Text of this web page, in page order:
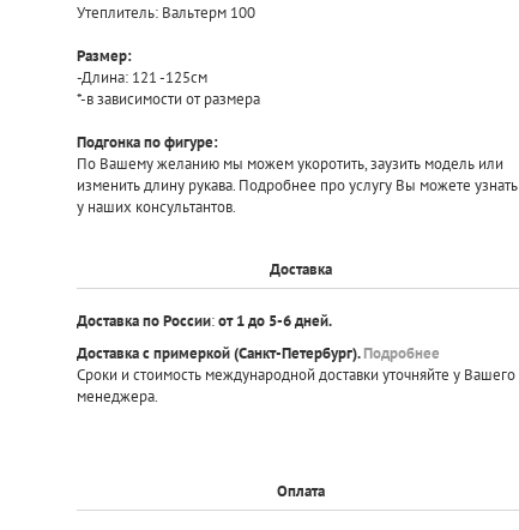
Утеплитель: Вальтерм 100
Размер:
-Длина: 121 -125см
*-в зависимости от размера
Подгонка по фигуре:
По Вашему желанию мы можем укоротить, заузить модель или
изменить длину рукава. Подробнее про услугу Вы можете узнать
у наших консультантов.
Доставка
Доставка по России:от 1 до 5-6 дней.
Доставка с примеркой(Санкт-Петербург).Подробнее
Сроки и стоимость международной доставки уточняйте у Вашего
менеджера.
Оплата